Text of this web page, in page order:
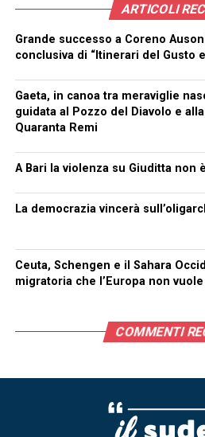
ARTICOLI
Grande successo a Coreno
conclusiva di “Itinerari del Gusto
Gaeta, in canoa tra meraviglie
guidata al Pozzo del Diavolo e
Quaranta Remi
A Bari la violenza su Giuditta non
La democrazia vincerà
Ceuta, Schengen e il Sahara
migratoria che l’Europa non
COMMENTI